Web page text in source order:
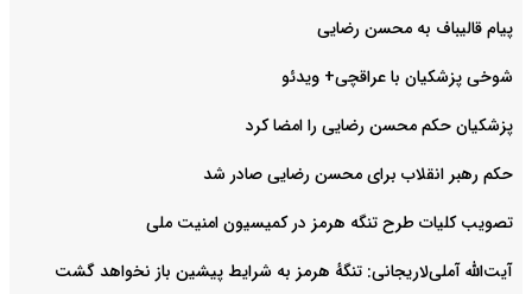
پیام قالیباف به محسن رضایی
شوخی پزشکیان با عراقچی+ ویدئو
پزشکیان حکم محسن رضایی را امضا کرد
حکم رهبر انقلاب برای محسن رضایی صادر شد
تصویب کلیات طرح تنگه هرمز در کمیسیون امنیت ملی
آیت‌الله آملی‌لاریجانی: تنگهٔ هرمز به شرایط پیشین باز نخواهد گشت